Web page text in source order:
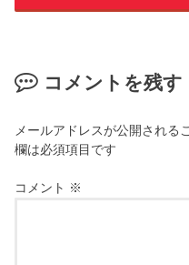
コメントを残す
メールアドレスが公開される
欄は必須項目です
コメント ※